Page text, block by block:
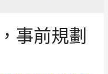
事前規劃